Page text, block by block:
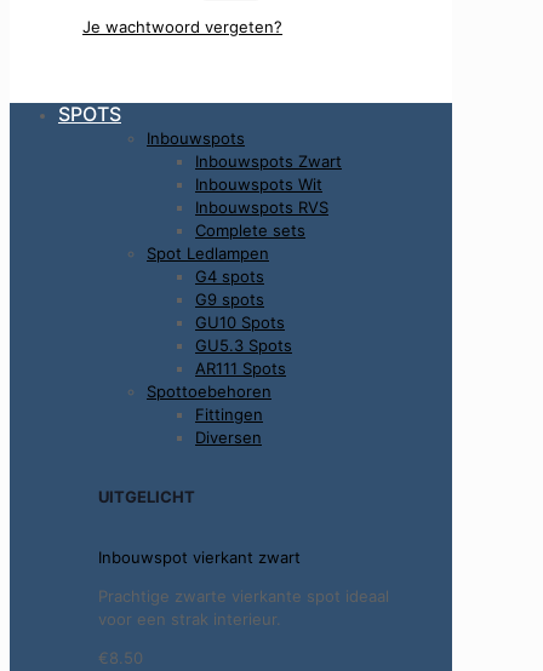
Je wachtwoord vergeten?
SPOTS
Inbouwspots
Inbouwspots Zwart
Inbouwspots Wit
Inbouwspots RVS
Complete sets
Spot Ledlampen
G4 spots
G9 spots
GU10 Spots
GU5.3 Spots
AR111 Spots
Spottoebehoren
Fittingen
Diversen
UITGELICHT
Inbouwspot vierkant zwart
Prachtige zwarte vierkante spot ideaal
voor een strak interieur.
€8.50